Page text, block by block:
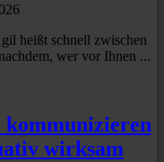
heißt schnell zwischen
wer vor Ihnen ...
wirksam